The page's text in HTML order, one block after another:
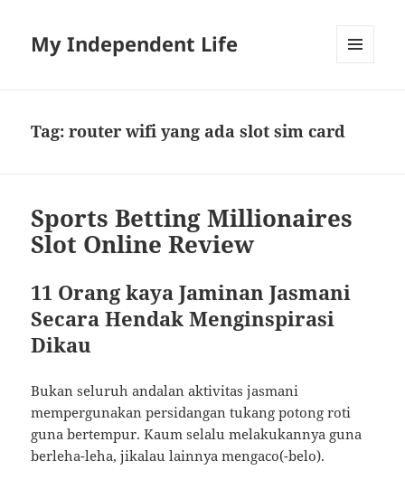
My Independent Life
Tag:router wifi yang ada slot sim card
Sports Betting Millionaires
Slot Online Review
11 Orang kaya Jaminan Jasmani
Secara Hendak Menginspirasi
Dikau
Bukan seluruh andalan aktivitas jasmani
mempergunakan persidangan tukang potong roti
guna bertempur. Kaum selalu melakukannya guna
berleha-leha, jikalau lainnya mengaco(-belo).